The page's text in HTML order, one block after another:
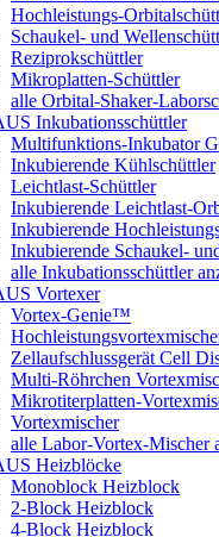
Hochleistungs-
Schaukel- und
Reziprokschüttler
Mikroplatten-Schüttler
alle Orbital-Shaker-
Inkubationsschüttler
Multifunktions-Inkubator
Inkubierende Kühlschüttler
Leichtlast-Schüttler
Inkubierende Leichtlast-
Inkubierende
Inkubierende Schaukel-
alle Inkubationsschüttler
Vortexer
Vortex-Genie™
Zellaufschlussgerät Cell
Multi-Röhrchen
Mikrotiterplatten-
Vortexmischer
alle Labor-Vortex-Mischer
Heizblöcke
Monoblock Heizblock
2-Block Heizblock
4-Block Heizblock